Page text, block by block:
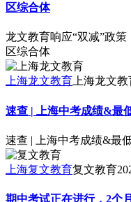
区综合体
龙文教育响应“双减”政
区综合体
上海龙文教育 上海龙文
速查 | 上海中考成绩&最
速查 | 上海中考成绩&最
上海复文教育复文教育
期中考试正在进行，2个